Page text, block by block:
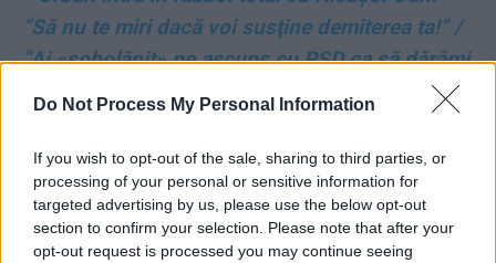
Do Not Process My Personal Information
If you wish to opt-out of the sale, sharing to third parties, or
processing of your personal or sensitive information for
targeted advertising by us, please use the below opt-out
section to confirm your selection. Please note that after your
opt-out request is processed you may continue seeing
”Să nu te miri dacă voi susţine demiterea ta!” /
”Ai «șobolănit» pe ascuns cu PSD ca să dărâmi
Guvernul Bolojan” / ”În loc să lupți împotriva
lor, te-ai aliat cu ei. Asta se cheamă trădare!”
*Prima listă de excluși din PNL: Rareș Bogdan,
Alina Gorghiu, Lucian Bode, Hubert Thuma,
Adrian Veștea. Cei 5 au ultimatum până luni la